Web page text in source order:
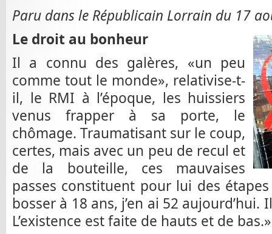
Paru dans le Républicain Lorrain du 17
Le droit au bonheur
Il a connu des galères, «un peu
comme tout le monde», relativise-t-
il, le RMI à l’époque, les huissiers
venus frapper à sa porte, le
chômage. Traumatisant sur le coup,
certes, mais avec un peu de recul et
de la bouteille, ces mauvaises
passes constituent pour lui des étapes
bosser à 18 ans, j’en ai 52 aujourd’hui.
L’existence est faite de hauts et de bas.»